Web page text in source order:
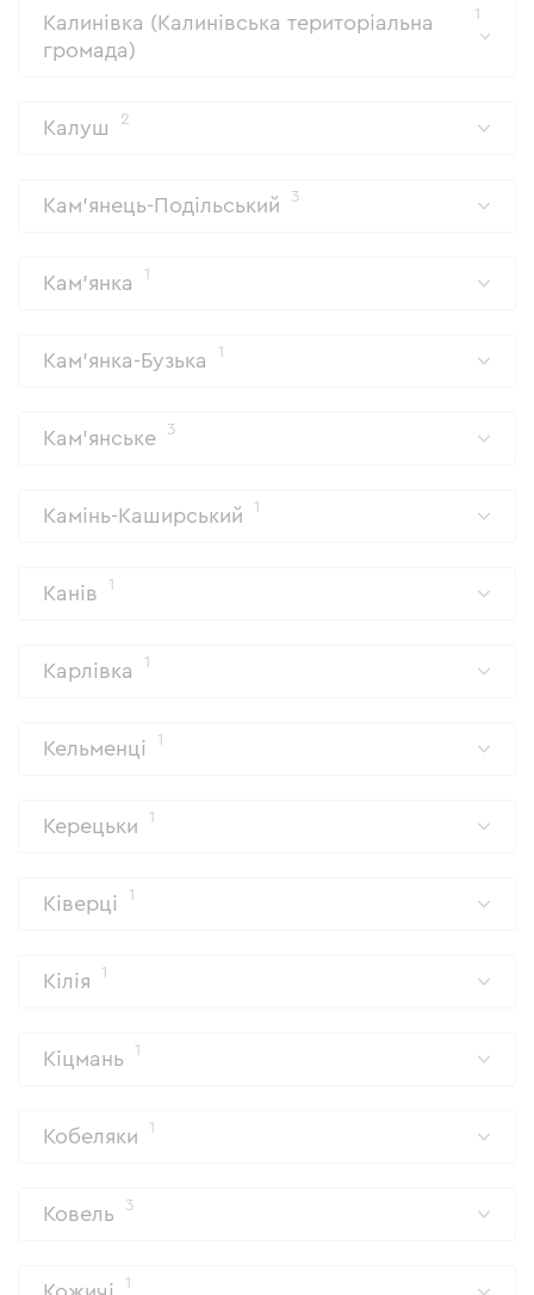
Калинівка (Калинівська територіальна
громада)
1
Калуш 2
Кам'янець-Подільський 3
Кам'янка 1
Кам'янка-Бузька 1
Кам'янське 3
Камінь-Каширський 1
Канів 1
Карлівка 1
Кельменці 1
Керецьки 1
Ківерці 1
Кілія 1
Кіцмань 1
Кобеляки 1
Ковель 3
1